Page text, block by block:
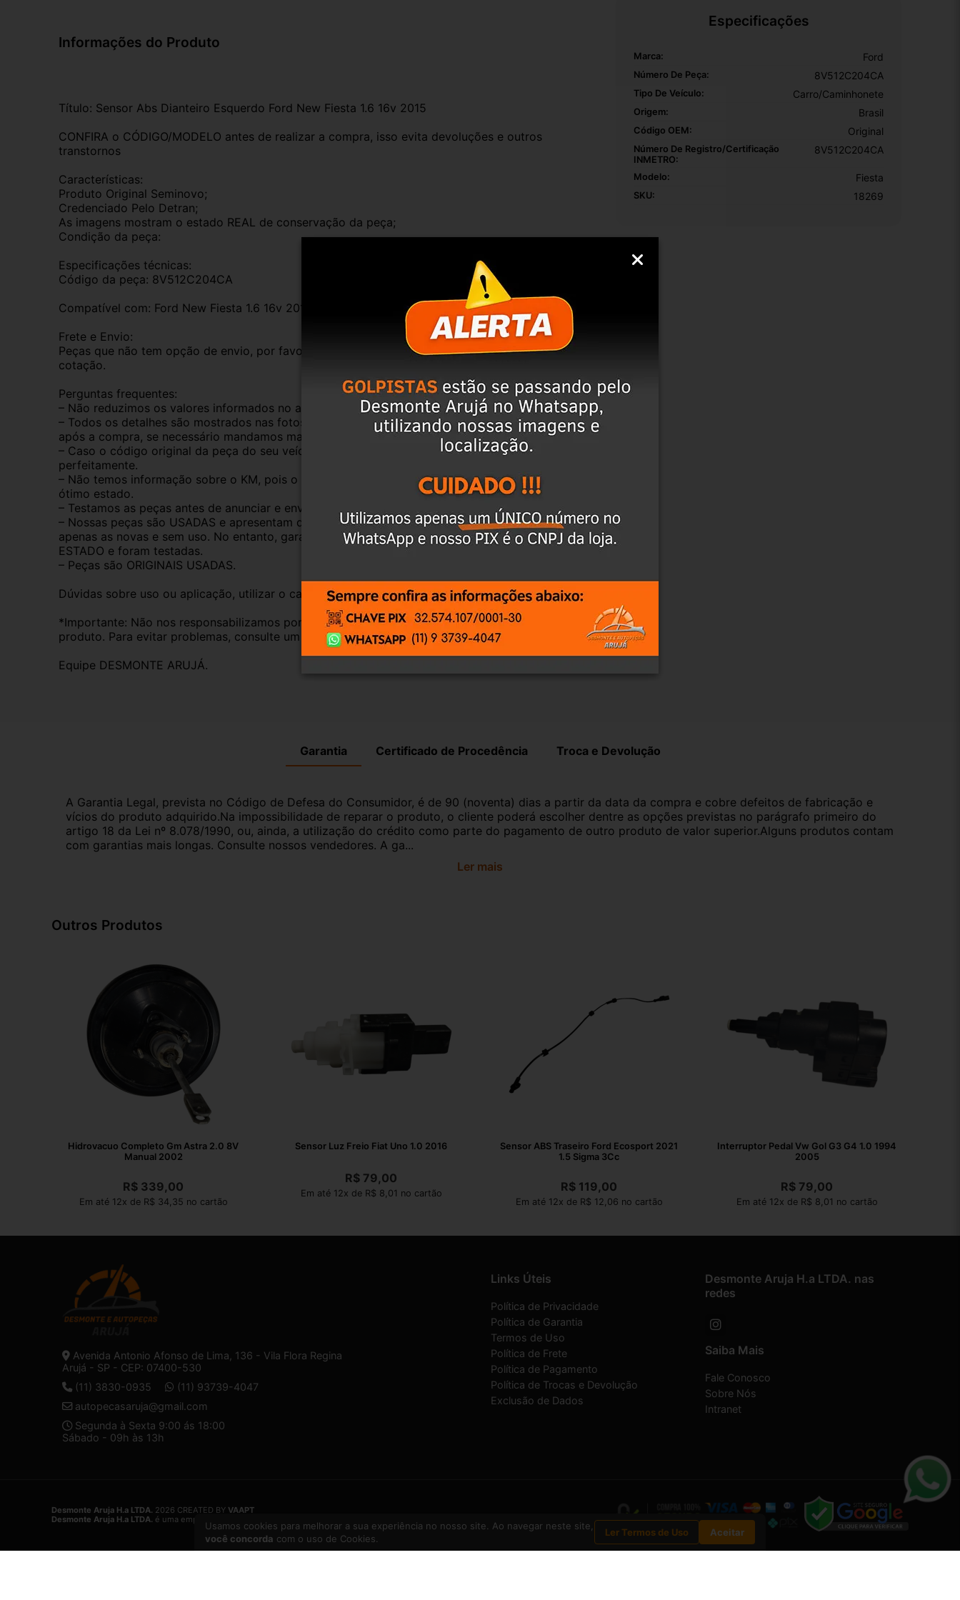
Informações do Produto
Título: Sensor Abs Dianteiro Esquerdo Ford New Fiesta 1.6 16v 2015
CONFIRA o CÓDIGO/MODELO antes de realizar a compra, isso evita devoluções e outros
transtornos
Características:
Produto Original Seminovo;
Credenciado Pelo Detran;
As imagens mostram o estado REAL de conservação da peça;
Condição da peça:
Especificações técnicas:
Código da peça: 8V512C204CA
Compatível com: Ford New Fiesta 1.6 16v 2015
Frete e Envio:
Peças que não tem opção de envio, por favor deixar o CEP na área de perguntas para realizar
cotação.
Perguntas frequentes:
– Não reduzimos os valores informados no anúncio
– Todos os detalhes são mostrados nas fotos do anúncio. Além disso, entramos em contato
após a compra, se necessário mandamos mais imagens e vídeos do produto!
– Caso o código original da peça do seu veículo seja o mesmo descrito no anúncio servirá
perfeitamente.
– Não temos informação sobre o KM, pois o veículo já foi desmontado. No entanto, estão em
ótimo estado.
– Testamos as peças antes de anunciar e enviar, elas funcionam perfeitamente.
– Nossas peças são USADAS e apresentam desgaste natural pelo tempo. Peças perfeitas são
apenas as novas e sem uso. No entanto, garantimos que nossas peças estão em BOM
ESTADO e foram testadas.
– Peças são ORIGINAIS USADAS.
Dúvidas sobre uso ou aplicação, utilizar o campo de perguntas;
*Importante: Não nos responsabilizamos por instalações inadequadas ou uso indevido do
produto. Para evitar problemas, consulte um profissional especializado.
Equipe DESMONTE ARUJÁ.
Especificações
Marca: Ford
Número De Peça: 8V512C204CA
Tipo De Veículo: Carro/Caminhonete
Origem: Brasil
Código OEM: Original
Número De Registro/certificação
INMETRO:
8V512C204CA
Modelo: Fiesta
SKU: 18269
Garantia Certificado de Procedência Troca e Devolução
A Garantia Legal, prevista no Código de Defesa do Consumidor, é de 90 (noventa) dias a partir da data da compra e cobre defeitos de fabricação e
vícios do produto adquirido.Na impossibilidade de reparar o produto, o cliente poderá escolher dentre as opções previstas no parágrafo primeiro do
artigo 18 da Lei nº 8.078/1990, ou, ainda, a utilização do crédito como parte do pagamento de outro produto de valor superior.Alguns produtos contam
com garantias mais longas. Consulte nossos vendedores. A ga...
Ler mais
Outros Produtos
Hidrovacuo Completo Gm Astra 2.0 8V
Manual 2002
R$ 339,00
Em até 12x de R$ 34,35 no cartão
Sensor Luz Freio Fiat Uno 1.0 2016
R$ 79,00
Em até 12x de R$ 8,01 no cartão
Sensor ABS Traseiro Ford Ecosport 2021
1.5 Sigma 3Cc
R$ 119,00
Em até 12x de R$ 12,06 no cartão
Interruptor Pedal Vw Gol G3 G4 1.0 1994
2005
R$ 79,00
Em até 12x de R$ 8,01 no cartão
Avenida Antonio Afonso de Lima, 136 - Vila Flora Regina
Arujá - SP - CEP: 07400-530
(11) 3830-0935
(11) 93739-4047
autopecasaruja@gmail.com
Segunda à Sexta 9:00 ás 18:00
Sábado - 09h às 13h
Links Úteis
Política de Privacidade
Política de Garantia
Termos de Uso
Política de Frete
Política de Pagamento
Política de Trocas e Devolução
Exclusão de Dados
Desmonte Aruja H.a LTDA. nas
redes
Saiba Mais
Fale Conosco
Sobre Nós
Intranet
Desmonte Aruja H.a LTDA. 2026 CREATED BY VAAPT
Desmonte Aruja H.a LTDA. é uma empresa inscrita no CNPJ
Usamos cookies para melhorar a sua experiência no nosso site. Ao navegar neste site,
você concorda com o uso de Cookies.
Ler Termos de Uso Aceitar